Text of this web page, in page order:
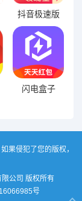
抖音极速版
闪电盒子
果侵犯了您的版权，
公司 版权所有
号